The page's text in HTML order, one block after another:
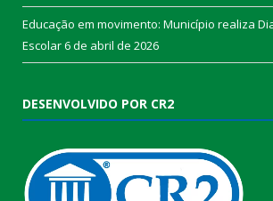
Educação em movimento: Município realiza
Escolar6 de abril de 2026
DESENVOLVIDO POR CR2